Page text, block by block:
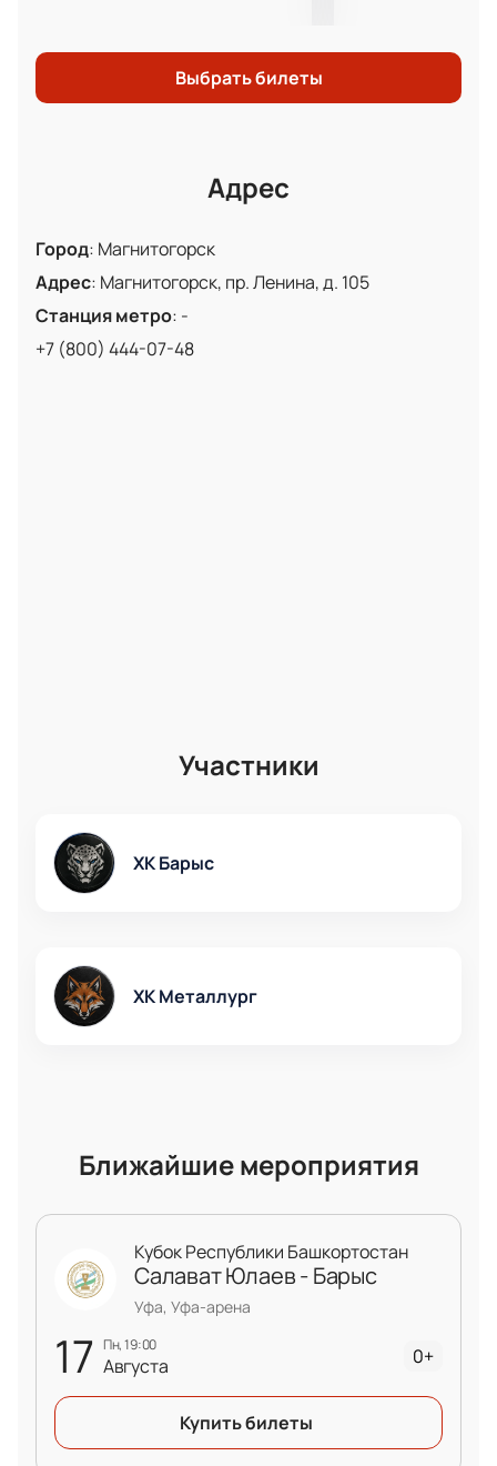
Выбрать билеты
Адрес
Город: Магнитогорск
Адрес: Магнитогорск, пр. Ленина, д. 105
Станция метро: -
+7 (800) 444-07-48
Участники
ХК Барыс
ХК Металлург
Ближайшие мероприятия
17 пн, 19:00
Августа
Кубок Республики Башкортостан
Салават Юлаев - Барыс
Уфа, Уфа-арена
0+
Купить билеты